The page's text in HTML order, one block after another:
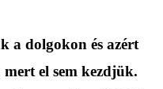
a dolgokon és azért
el sem kezdjük.